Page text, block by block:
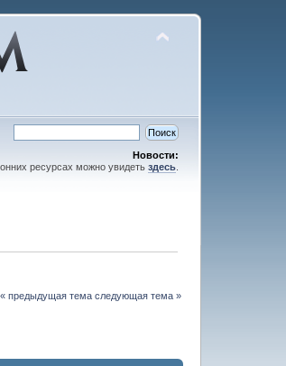
Новости:
ресурсах можно увидеть здесь.
« предыдущая тема следующая тема »